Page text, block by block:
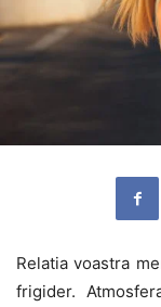
Relatia voastra
frigider.